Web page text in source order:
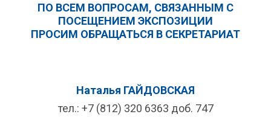
ПО ВСЕМ ВОПРОСАМ, СВЯЗАННЫМ С
ПОСЕЩЕНИЕМ ЭКСПОЗИЦИИ
ПРОСИМ ОБРАЩАТЬСЯ В СЕКРЕТАРИАТ
Наталья ГАЙДОВСКАЯ
тел.: +7 (812) 320 6363 доб. 747